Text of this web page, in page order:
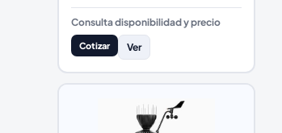
Consulta disponibilidad y precio
Cotizar Ver